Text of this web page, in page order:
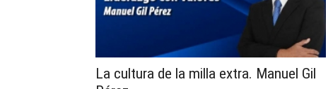
La cultura de la milla extra. Manuel Gil